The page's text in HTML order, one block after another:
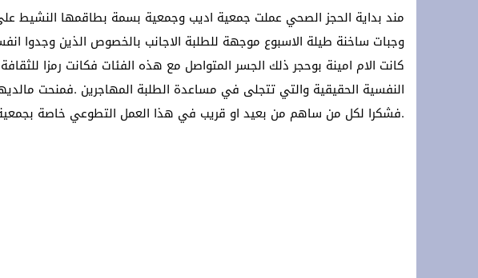
**Terremoto en la OTAN: ¡Estados Unidos y Turquía rechazan a España y protegen Ceuta y Melilla, Marruecos! **
*Crisis migratoria de Ceuta: Los hechos, las hipótesis y las manipulaciones*
سلطات سلوان تُطلق حملة توعوية للتجار والساكنة لتنظيم جمع
مند بداية الحجز الصحي عملت جمعية اديب وجمعية بسمة بطاقمها النشيط
وجبات ساخنة طيلة الاسبوع موجهة للطلبة الاجانب بالخصوص الذين وجدوا
كانت الام امينة بوحجر ذلك الجسر المتواصل مع هذه الفئات فكانت رمزا
النفسية الحقيقية والتي تتجلى في مساعدة الطلبة المهاجرين .فمنحت
.فشكرا لكل من ساهم من بعيد او قريب في هذا العمل التطوعي خاصة